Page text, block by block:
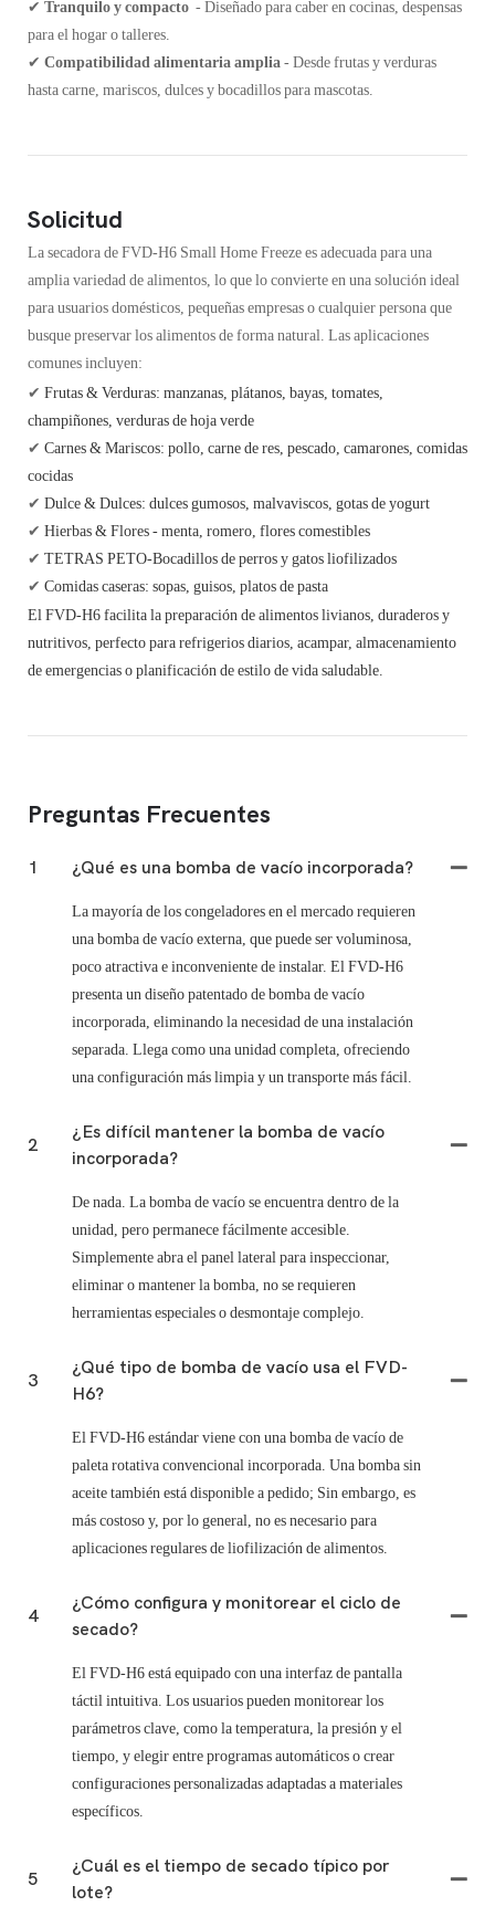
✔ Tranquilo y compacto - Diseñado para caber en cocinas, despensas
para el hogar o talleres.
✔ Compatibilidad alimentaria amplia - Desde frutas y verduras
hasta carne, mariscos, dulces y bocadillos para mascotas.
Solicitud
La secadora de FVD-H6 Small Home Freeze es adecuada para una
amplia variedad de alimentos, lo que lo convierte en una solución ideal
para usuarios domésticos, pequeñas empresas o cualquier persona que
busque preservar los alimentos de forma natural. Las aplicaciones
comunes incluyen:
✔ Frutas & Verduras: manzanas, plátanos, bayas, tomates,
champiñones, verduras de hoja verde
✔ Carnes & Mariscos: pollo, carne de res, pescado, camarones, comidas
cocidas
✔ Dulce & Dulces: dulces gumosos, malvaviscos, gotas de yogurt
✔ Hierbas & Flores - menta, romero, flores comestibles
✔ TETRAS PETO-Bocadillos de perros y gatos liofilizados
✔ Comidas caseras: sopas, guisos, platos de pasta
El FVD-H6 facilita la preparación de alimentos livianos, duraderos y
nutritivos, perfecto para refrigerios diarios, acampar, almacenamiento
de emergencias o planificación de estilo de vida saludable.
Preguntas Frecuentes
1 ¿Qué es una bomba de vacío incorporada?
La mayoría de los congeladores en el mercado requieren
una bomba de vacío externa, que puede ser voluminosa,
poco atractiva e inconveniente de instalar. El FVD-H6
presenta un diseño patentado de bomba de vacío
incorporada, eliminando la necesidad de una instalación
separada. Llega como una unidad completa, ofreciendo
una configuración más limpia y un transporte más fácil.
2
¿Es difícil mantener la bomba de vacío
incorporada?
De nada. La bomba de vacío se encuentra dentro de la
unidad, pero permanece fácilmente accesible.
Simplemente abra el panel lateral para inspeccionar,
eliminar o mantener la bomba, no se requieren
herramientas especiales o desmontaje complejo.
3
¿Qué tipo de bomba de vacío usa el FVD-
H6?
El FVD-H6 estándar viene con una bomba de vacío de
paleta rotativa convencional incorporada. Una bomba sin
aceite también está disponible a pedido; Sin embargo, es
más costoso y, por lo general, no es necesario para
aplicaciones regulares de liofilización de alimentos.
4
¿Cómo configura y monitorear el ciclo de
secado?
El FVD-H6 está equipado con una interfaz de pantalla
táctil intuitiva. Los usuarios pueden monitorear los
parámetros clave, como la temperatura, la presión y el
tiempo, y elegir entre programas automáticos o crear
configuraciones personalizadas adaptadas a materiales
específicos.
5
¿Cuál es el tiempo de secado típico por
lote?